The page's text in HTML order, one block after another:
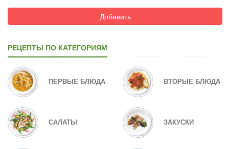
Добавить
РЕЦЕПТЫ ПО КАТЕГОРИЯМ
ПЕРВЫЕ БЛЮДА ВТОРЫЕ БЛЮДА
САЛАТЫ ЗАКУСКИ